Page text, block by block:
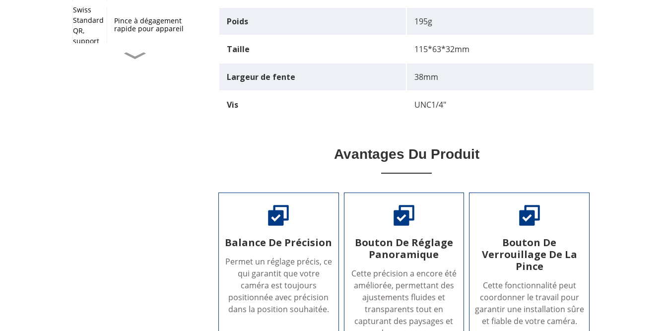
trépied YUNTENG 880,
offre spéciale
Pince à dégagement
rapide pour appareil
support de trépied
Applicable pour appareil
BEXIN – trépied
Poids 195g
Taille 115*63*32mm
Largeur de fente 38mm
Vis UNC1/4"
Avantages Du Produit
Balance De Précision
Permet un réglage précis, ce
qui garantit que votre
caméra est toujours
positionnée avec précision
dans la position souhaitée.
Bouton De Réglage
Panoramique
Cette précision a encore été
améliorée, permettant des
ajustements fluides et
transparents tout en
capturant des paysages et
Bouton De
Verrouillage De La
Pince
Cette fonctionnalité peut
coordonner le travail pour
garantir une installation sûre
et fiable de votre caméra.